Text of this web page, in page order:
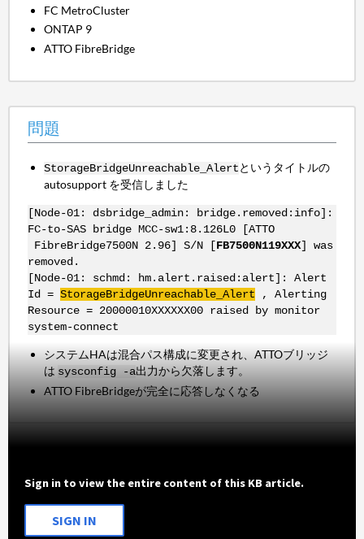
FC MetroCluster
ONTAP 9
ATTO FibreBridge
問題
StorageBridgeUnreachable_Alertというタイトルの
autosupport を受信しました
[Node-01: dsbridge_admin: bridge.removed:info]:
FC-to-SAS bridge MCC-sw1:8.126L0 [ATTO
FibreBridge7500N 2.96] S/N [FB7500N119XXX] was
removed.
[Node-01: schmd: hm.alert.raised:alert]: Alert
Id = StorageBridgeUnreachable_Alert , Alerting
Resource = 20000010XXXXXX00 raised by monitor
system-connect
システムHAは混合パス構成に変更され、ATTOブリッジ
は sysconfig -a出力から欠落します。
ATTO FibreBridgeが完全に応答しなくなる
Sign in to view the entire content of this KB article.
SIGN IN